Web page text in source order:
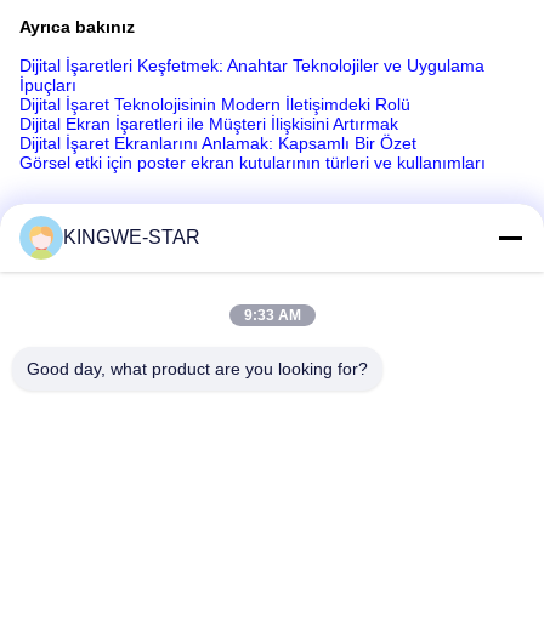
Ayrıca bakınız
Dijital İşaretleri Keşfetmek: Anahtar Teknolojiler ve Uygulama
İpuçları
Dijital İşaret Teknolojisinin Modern İletişimdeki Rolü
Dijital Ekran İşaretleri ile Müşteri İlişkisini Artırmak
Dijital İşaret Ekranlarını Anlamak: Kapsamlı Bir Özet
Görsel etki için poster ekran kutularının türleri ve kullanımları
Kat 4, Bina 4, Xintang Sanayi Bölgesi, Baishixia, Fuyong
KINGWE-STAR
9:33 AM
Good day, what product are you looking for?